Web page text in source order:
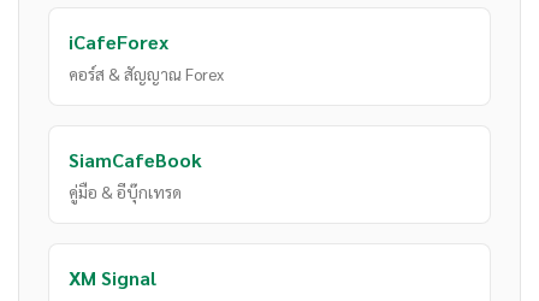
iCafeForex
คอร์ส & สัญญาณ Forex
SiamCafeBook
คู่มือ & อีบุ๊กเทรด
XM Signal